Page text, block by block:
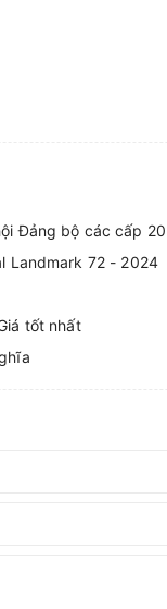
Đảng bộ các cấp
Landmark 72 - 2024
tốt nhất